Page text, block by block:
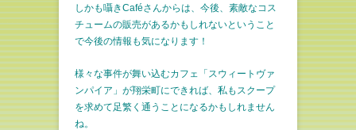
しかも囁きCaféさんからは、今後、素敵なコス
チュームの販売があるかもしれないということ
で今後の情報も気になります！
様々な事件が舞い込むカフェ「スウィートヴァ
ンパイア」が翔栄町にできれば、私もスクープ
を求めて足繁く通うことになるかもしれません
ね。